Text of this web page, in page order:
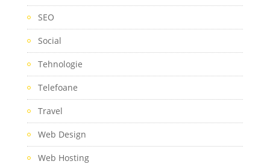
SEO
Social
Tehnologie
Telefoane
Travel
Web Design
Web Hosting